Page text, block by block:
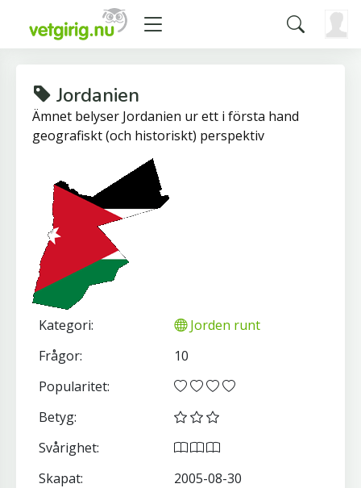
Jordanien
Ämnet belyser Jordanien ur ett i första hand
geografiskt (och historiskt) perspektiv
Kategori:
Jorden runt
Frågor:
10
Popularitet:
Betyg:
Svårighet:
Skapat:
2005-08-30